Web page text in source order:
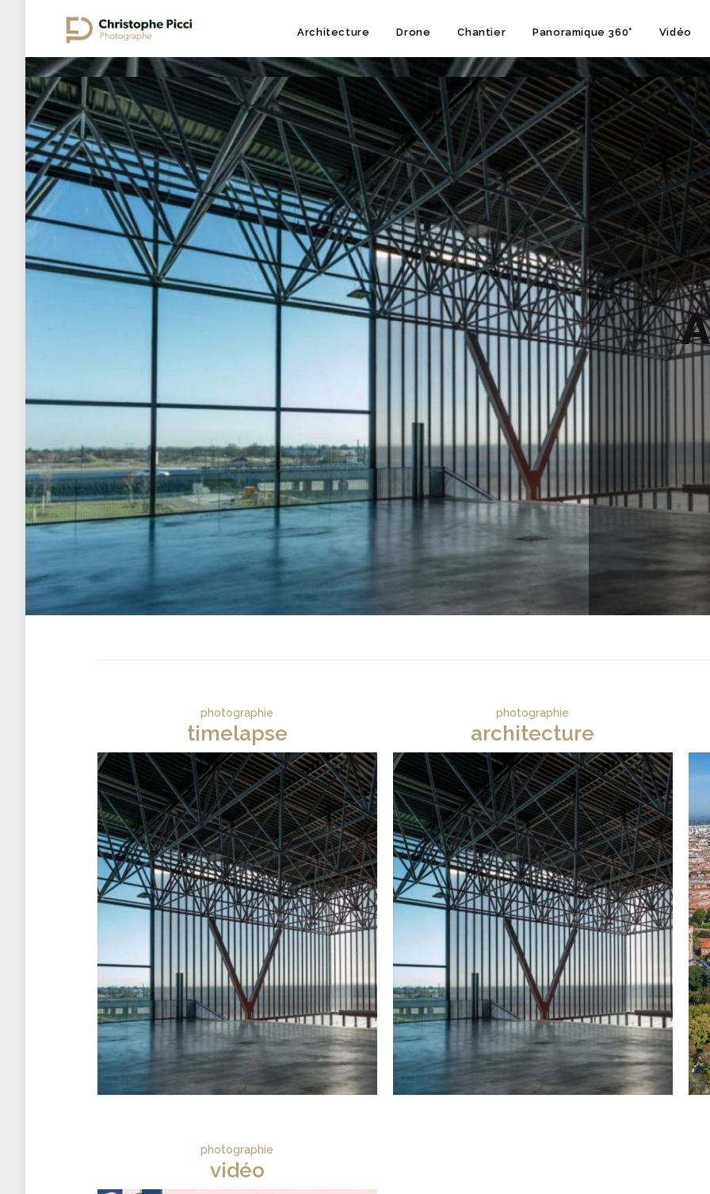
Architecture Drone Chantier Panoramique 360° Vidéo
photographie
Architecture
Découvrir
photographie
timelapse
photographie
architecture
photographie
vidéo